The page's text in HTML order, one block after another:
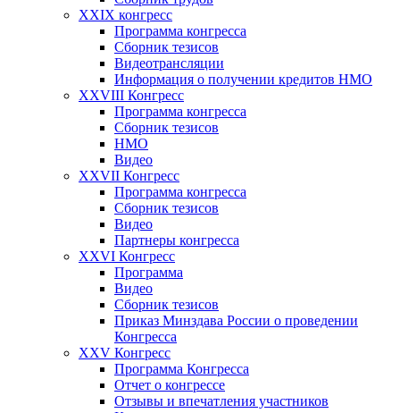
XXIX конгресс
Программа конгресса
Сборник тезисов
Видеотрансляции
Информация о получении кредитов НМО
XXVIII Конгресс
Программа конгресса
Сборник тезисов
НМО
Видео
XXVII Конгресс
Программа конгресса
Сборник тезисов
Видео
Партнеры конгресса
XXVI Конгресс
Программа
Видео
Сборник тезисов
Приказ Минздава России о проведении
Конгресса
XXV Конгресс
Программа Конгресса
Отчет о конгрессе
Отзывы и впечатления участников